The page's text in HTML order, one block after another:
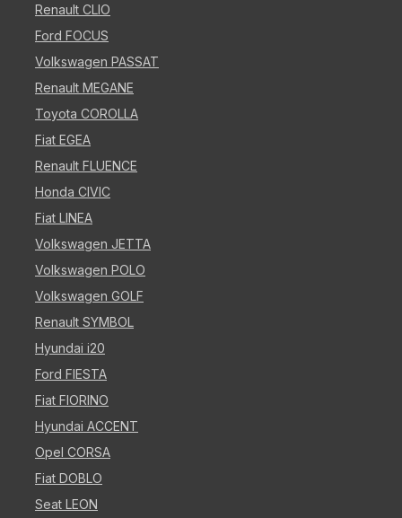
Renault CLIO
Ford FOCUS
Volkswagen PASSAT
Renault MEGANE
Toyota COROLLA
Fiat EGEA
Renault FLUENCE
Honda CIVIC
Fiat LINEA
Volkswagen JETTA
Volkswagen POLO
Volkswagen GOLF
Renault SYMBOL
Hyundai i20
Ford FIESTA
Fiat FIORINO
Hyundai ACCENT
Opel CORSA
Fiat DOBLO
Seat LEON